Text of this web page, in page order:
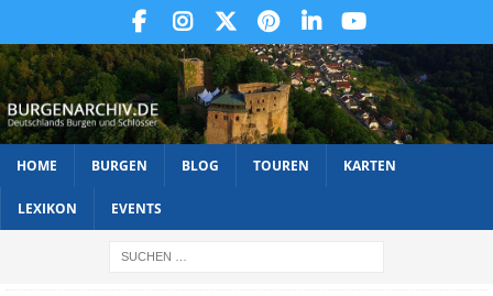
HOME BURGEN BLOG TOUREN KARTEN
LEXIKON EVENTS